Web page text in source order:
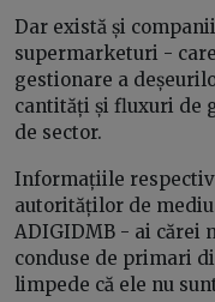
Dar există și
supermarketuri -
gestionare a
cantități și fluxuri de
de sector.
Informațiile
autorităților de
ADIGIDMB - ai cărei
conduse de primari
limpede că ele nu